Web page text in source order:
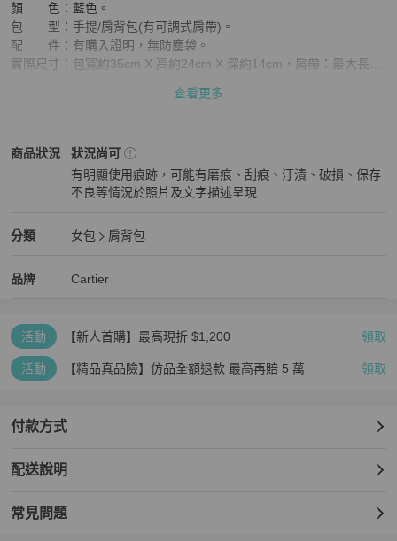
顏       色：藍色。
包       型：手提/肩背包(有可調式肩帶)。
配       件：有購入證明，無防塵袋。
實際尺寸：包寬約35cm X 高約24cm X 深約14cm，肩帶：最大長度
                 (人工測量及各品牌標準尺寸不同，尺寸會有些許落差)
家。
※因每個人對二手商品新舊定義不同，本商品有使用過但保存良好，
如對商品有疑問或是要求完美者為避免爭議 請三思後再下標。
查看更多
商品狀況
Cartier女包商品狀態與細節
狀況尚可
有明顯使用痕跡，可能有磨痕、刮痕、汙漬、破損、保存
不良等情況於照片及文字描述呈現
分類
Cartier 女包分類資訊
女包
肩背包
品牌
Cartier 精品女包品牌介紹
Cartier
Cartier 推薦清單
活動 【新人首購】最高現折 $1,200 領取
活動 【精品真品險】仿品全額退款 最高再賠 5 萬 領取
付款方式
配送說明
常見問題